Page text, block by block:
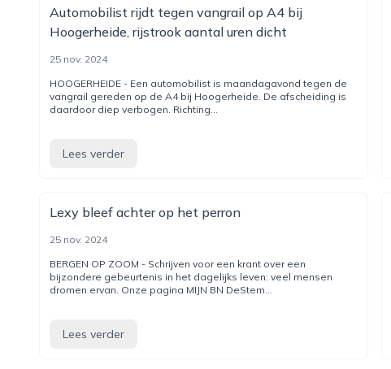
Automobilist rijdt tegen vangrail op A4 bij
Hoogerheide, rijstrook aantal uren dicht
25 nov. 2024
HOOGERHEIDE - Een automobilist is maandagavond tegen de
vangrail gereden op de A4 bij Hoogerheide. De afscheiding is
daardoor diep verbogen. Richting...
Lees verder
Lexy bleef achter op het perron
25 nov. 2024
BERGEN OP ZOOM - Schrijven voor een krant over een
bijzondere gebeurtenis in het dagelijks leven: veel mensen
dromen ervan. Onze pagina MIJN BN DeStem...
Lees verder